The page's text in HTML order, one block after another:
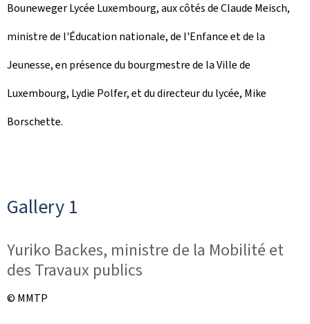
l
e
Bouneweger Lycée Luxembourg, aux côtés de Claude Meisch,
ministre de l'Éducation nationale, de l'Enfance et de la
Jeunesse, en présence du bourgmestre de la Ville de
Luxembourg, Lydie Polfer, et du directeur du lycée, Mike
Borschette.
Gallery 1
Yuriko Backes, ministre de la Mobilité et
des Travaux publics
© MMTP